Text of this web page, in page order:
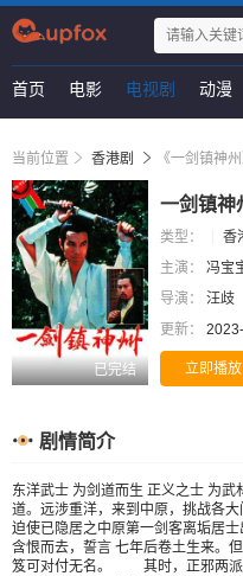
首页 电影 电视剧 动漫
当前位置 香港剧 《一剑镇神州
已完结
一剑镇神
类型： 香
主演：
冯宝
导演：
汪歧
更新：
立即播放
剧情简介
东洋武士 为剑道而生 正义之士 为
道。远涉重洋，来到中原，挑战各
迫使已隐居之中原第一剑客离垢居
含恨而去，誓言 七年后卷土生来。
笈可对付无名。 其时，正邪两派